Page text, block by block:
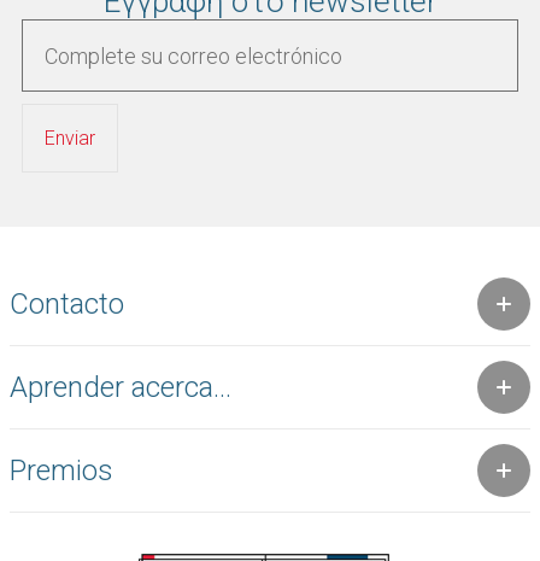
Contacto
Aprender acerca...
Premios